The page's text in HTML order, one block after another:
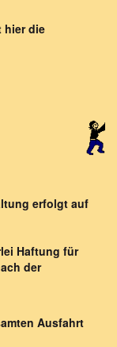
hier die
erfolgt auf
Haftung für
der
Ausfahrt